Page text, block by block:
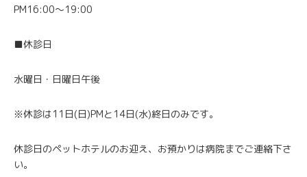
PM16:00～19:00
■休診日
水曜日・日曜日午後
※休診は11日(日)PMと14日(水)終日のみです。
休診日のペットホテルのお迎え、お預かりは病院までご連絡下さ
い。